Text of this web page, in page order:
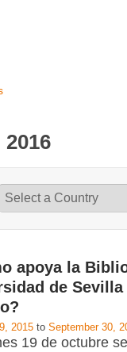
apoya la
de
2015 to September 30,
19 de octubre